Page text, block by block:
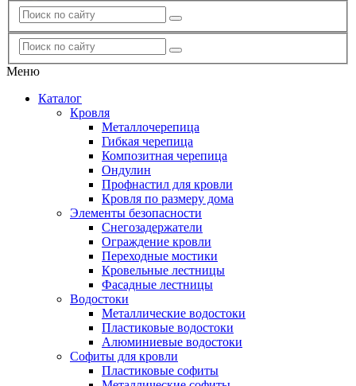
Меню
Каталог
Кровля
Металлочерепица
Гибкая черепица
Композитная черепица
Ондулин
Профнастил для кровли
Кровля по размеру дома
Элементы безопасности
Снегозадержатели
Ограждение кровли
Переходные мостики
Кровельные лестницы
Фасадные лестницы
Водостоки
Металлические водостоки
Пластиковые водостоки
Алюминиевые водостоки
Софиты для кровли
Пластиковые софиты